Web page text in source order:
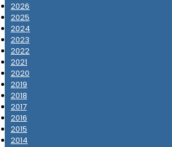
2026
2025
2024
2023
2022
2021
2020
2019
2018
2017
2016
2015
2014